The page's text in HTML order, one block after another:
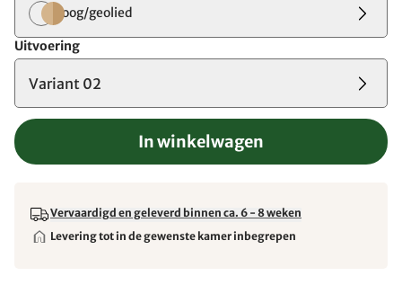
loog/geolied
Uitvoering
Variant 02
In winkelwagen
Vervaardigd en geleverd binnen ca. 6 - 8 weken
Levering tot in de gewenste kamer inbegrepen